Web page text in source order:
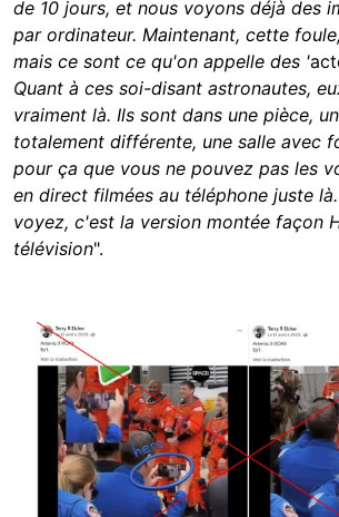
de 10 jours, et nous voyons déjà des
par ordinateur. Maintenant, cette
mais ce sont ce qu'on appelle des '
Quant à ces soi-disant astronautes,
vraiment là. Ils sont dans une pièce,
totalement différente, une salle avec
pour ça que vous ne pouvez pas les
en direct filmées au téléphone juste
voyez, c'est la version montée façon
télévision".
Image